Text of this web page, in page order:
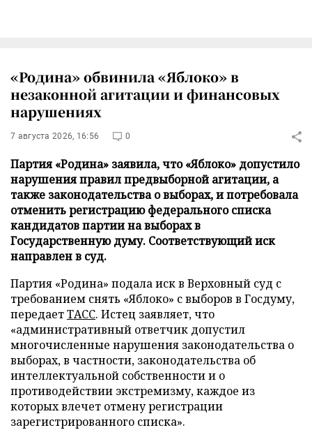
«Родина» обвинила «Яблоко» в
незаконной агитации и финансовых
нарушениях
7 августа 2026, 16:56 0
Партия «Родина» заявила, что «Яблоко» допустило
нарушения правил предвыборной агитации, а
также законодательства о выборах, и потребовала
отменить регистрацию федерального списка
кандидатов партии на выборах в
Государственную думу. Соответствующий иск
направлен в суд.
Партия «Родина» подала иск в Верховный суд с
требованием снять «Яблоко» с выборов в Госдуму,
передаетТАСС. Истец заявляет, что
«административный ответчик допустил
многочисленные нарушения законодательства о
выборах, в частности, законодательства об
интеллектуальной собственности и о
противодействии экстремизму, каждое из
которых влечет отмену регистрации
зарегистрированного списка».